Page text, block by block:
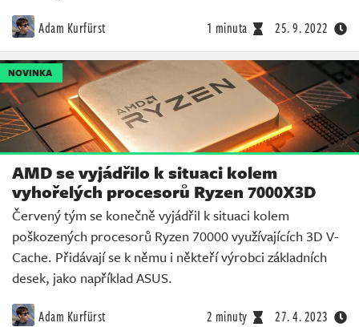
Adam Kurfürst 1 minuta 25. 9. 2022
NOVINKA
AMD se vyjádřilo k situaci kolem
vyhořelých procesorů Ryzen 7000X3D
Červený tým se konečně vyjádřil k situaci kolem
poškozených procesorů Ryzen 70000 využívajících 3D V-
Cache. Přidávají se k němu i někteří výrobci základních
desek, jako například ASUS.
Adam Kurfürst 2 minuty 27. 4. 2023